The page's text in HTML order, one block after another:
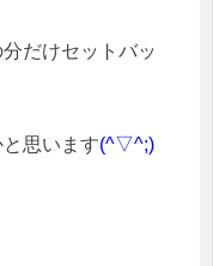
だけセットバッ
思います(^▽^;)